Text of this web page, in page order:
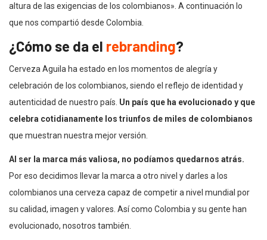
altura de las exigencias de los colombianos». A continuación lo
que nos compartió desde Colombia.
¿Cómo se da el rebranding?
Cerveza Aguila ha estado en los momentos de alegría y
celebración de los colombianos, siendo el reflejo de identidad y
autenticidad de nuestro país. Un país que ha evolucionado y que
celebra cotidianamente los triunfos de miles de colombianos
que muestran nuestra mejor versión.
Al ser la marca más valiosa, no podíamos quedarnos atrás.
Por eso decidimos llevar la marca a otro nivel y darles a los
colombianos una cerveza capaz de competir a nivel mundial por
su calidad, imagen y valores. Así como Colombia y su gente han
evolucionado, nosotros también.